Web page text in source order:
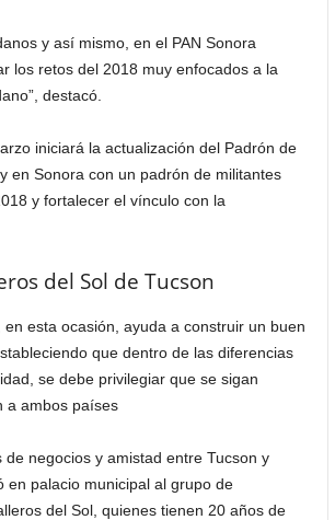
y así mismo, en el PAN Sonora
los retos del 2018 muy enfocados a la
destacó.
iniciará la actualización del Padrón de
en Sonora con un padrón de militantes
y fortalecer el vínculo con la
del Sol de Tucson
esta ocasión, ayuda a construir un buen
que dentro de las diferencias
se debe privilegiar que se sigan
a ambos países
negocios y amistad entre Tucson y
en palacio municipal al grupo de
del Sol, quienes tienen 20 años de